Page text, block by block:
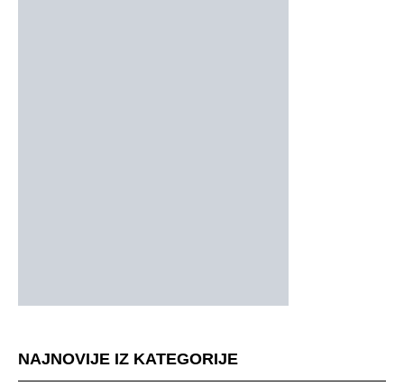
NAJNOVIJE IZ KATEGORIJE